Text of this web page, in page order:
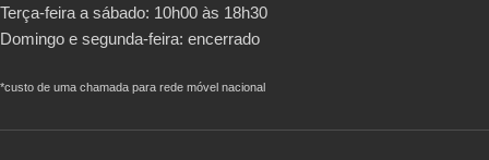
Terça-feira a sábado: 10h00 às 18h30
Domingo e segunda-feira: encerrado
*custo de uma chamada para rede móvel nacional